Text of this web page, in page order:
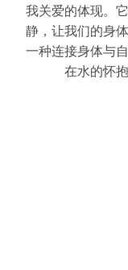
我关爱的体现。
静，让我们的身
一种连接身体与
在水的怀